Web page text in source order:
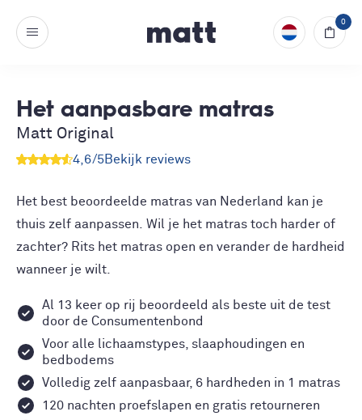
0
Het aanpasbare matras
Matt Original
4,6/5Bekijk reviews
Het best beoordeelde matras van Nederland kan je
thuis zelf aanpassen. Wil je het matras toch harder of
zachter? Rits het matras open en verander de hardheid
wanneer je wilt.
Al 13 keer op rij beoordeeld als beste uit de test
door de Consumentenbond
Voor alle lichaamstypes, slaaphoudingen en
bedbodems
Volledig zelf aanpasbaar, 6 hardheden in 1 matras
120 nachten proefslapen en gratis retourneren